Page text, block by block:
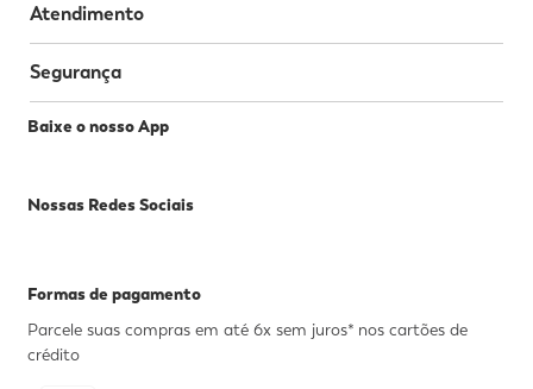
Atendimento
Segurança
Baixe o nosso App
Nossas Redes Sociais
Formas de pagamento
Parcele suas compras em até 6x sem juros* nos cartões de
crédito